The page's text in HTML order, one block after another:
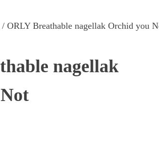
/ ORLY Breathable nagellak Orchid you
nagellak